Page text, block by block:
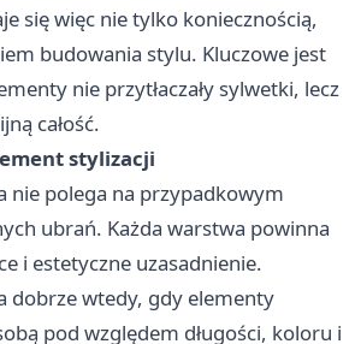
się więc nie tylko koniecznością,
budowania stylu. Kluczowe jest
nie przytłaczały sylwetki, lecz
całość.
stylizacji
nie polega na przypadkowym
ubrań. Każda warstwa powinna
i estetyczne uzasadnienie.
dobrze wtedy, gdy elementy
pod względem długości, koloru i